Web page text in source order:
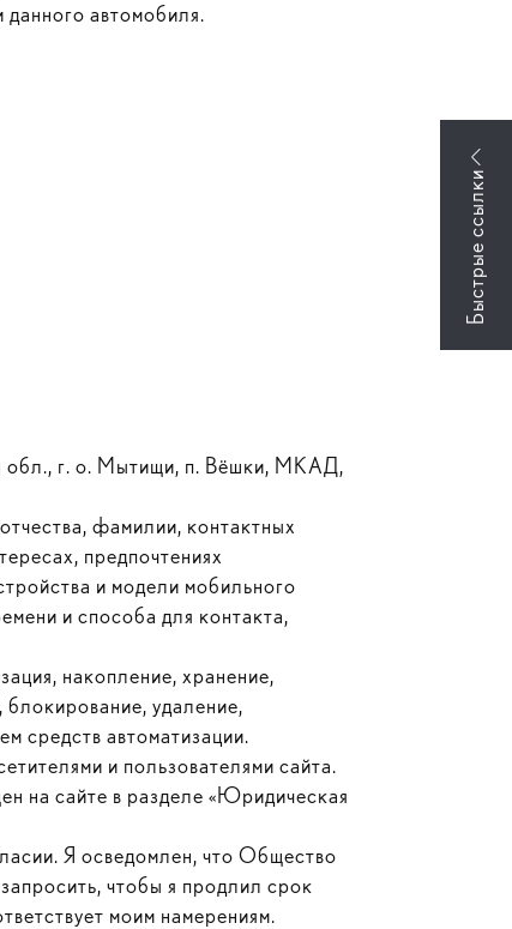
данного автомобиля.
обл., г. о. Мытищи, п. Вёшки, МКАД,
фамилии, контактных
предпочтениях
и модели мобильного
и способа для контакта,
накопление, хранение,
блокирование, удаление,
средств автоматизации.
и пользователями сайта.
на сайте в разделе «Юридическая
Я осведомлен, что Общество
чтобы я продлил срок
моим намерениям.